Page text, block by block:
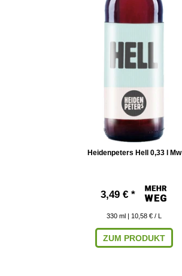
Heidenpeters Hell 0,33 l Mw
3,49 € *
330 ml | 10,58 € / L
ZUM PRODUKT